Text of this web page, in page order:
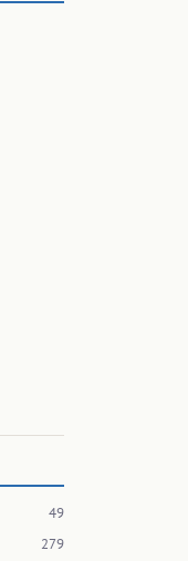
49
279